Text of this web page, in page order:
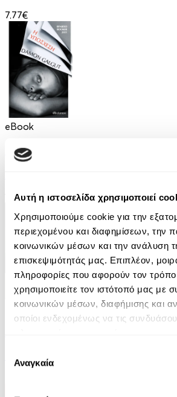
Αυτή η ιστοσελίδα χρησιμοποιεί
Χρησιμοποιούμε cookie για την
περιεχομένου και διαφημίσεων, την
κοινωνικών μέσων και την ανάλυση
επισκεψιμότητάς μας. Επιπλέον,
πληροφορίες που αφορούν τον
χρησιμοποιείτε τον ιστότοπό μας με
κοινωνικών μέσων, διαφήμισης και
οποίοι ενδεχομένως να τις
των υπηρεσιών τους.
συγκατάθεσης
Αναγκαία
7.77€
eBook
Η υπόσχεση
10.99€
eBook
Ρέιμοντ Κάρβερ